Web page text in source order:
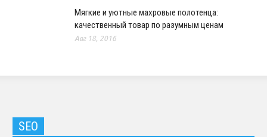
Мягкие и уютные махровые полотенца:
качественный товар по разумным ценам
Авг 18, 2016
SEO